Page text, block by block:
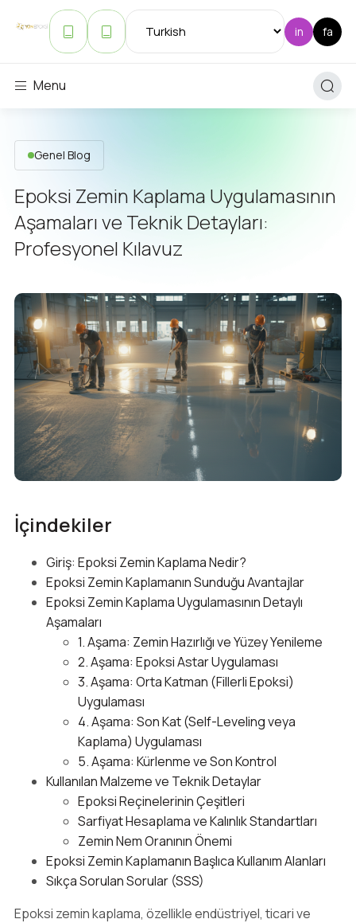
Menu
Genel Blog
Epoksi Zemin Kaplama Uygulamasının
Aşamaları ve Teknik Detayları:
Profesyonel Kılavuz
İçindekiler
Giriş: Epoksi Zemin Kaplama Nedir?
Epoksi Zemin Kaplamanın Sunduğu Avantajlar
Epoksi Zemin Kaplama Uygulamasının Detaylı
Aşamaları
1. Aşama: Zemin Hazırlığı ve Yüzey Yenileme
2. Aşama: Epoksi Astar Uygulaması
3. Aşama: Orta Katman (Fillerli Epoksi)
Uygulaması
4. Aşama: Son Kat (Self-Leveling veya
Kaplama) Uygulaması
5. Aşama: Kürlenme ve Son Kontrol
Kullanılan Malzeme ve Teknik Detaylar
Epoksi Reçinelerinin Çeşitleri
Sarfiyat Hesaplama ve Kalınlık Standartları
Zemin Nem Oranının Önemi
Epoksi Zemin Kaplamanın Başlıca Kullanım Alanları
Sıkça Sorulan Sorular (SSS)
Epoksi zemin kaplama, özellikle endüstriyel, ticari ve